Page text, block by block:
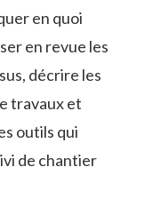
en quoi
en revue les
décrire les
travaux et
outils qui
de chantier